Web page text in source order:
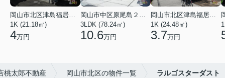
岡山市北区津島福居１丁目
1K (21.18㎡)
4万円
岡山市中区原尾島２丁目
3LDK (78.24㎡)
10.6万円
岡山市北区津島福居１丁目
1K (24.48㎡)
3.7万円
桃太郎不動産 岡山市北区の物件一覧 ラルゴスターダスト